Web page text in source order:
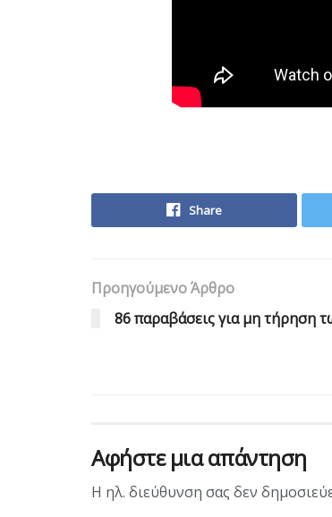
Share
Προηγούμενο Άρθρο
86 παραβάσεις για μη τήρηση
Αφήστε μια απάντηση
Η ηλ. διεύθυνση σας δεν